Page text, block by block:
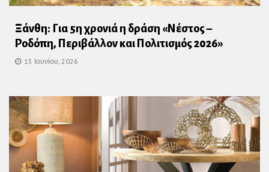
Ξάνθη: Για 5η χρονιά η δράση «Νέστος –
Ροδόπη, Περιβάλλον και Πολιτισμός 2026»
15 Ιουνίου, 2026